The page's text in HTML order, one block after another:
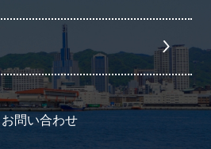
お問い合わせ